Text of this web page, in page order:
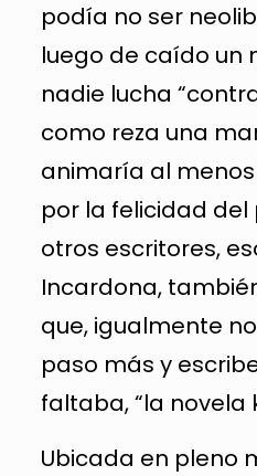
podía no ser
luego de caído un
nadie lucha
como reza una
animaría al
por la felicidad del
otros escritores,
Incardona,
que, igualmente
paso más y
faltaba, “la novela
Ubicada en pleno